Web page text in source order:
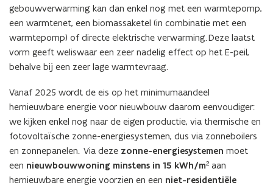
gebouwverwarming kan dan enkel nog met een warmtepomp,
een warmtenet, een biomassaketel (in combinatie met een
warmtepomp) of directe elektrische verwarming. Deze laatst
vorm geeft weliswaar een zeer nadelig effect op het E-peil,
behalve bij een zeer lage warmtevraag.
Vanaf 2025 wordt de eis op het minimumaandeel
hernieuwbare energie voor nieuwbouw daarom eenvoudiger:
we kijken enkel nog naar de eigen productie, via thermische en
fotovoltaïsche zonne-energiesystemen, dus via zonneboilers
en zonnepanelen. Via deze zonne-energiesystemen moet
een nieuwbouwwoning minstens in 15 kWh/m² aan
hernieuwbare energie voorzien en een niet-residentiële